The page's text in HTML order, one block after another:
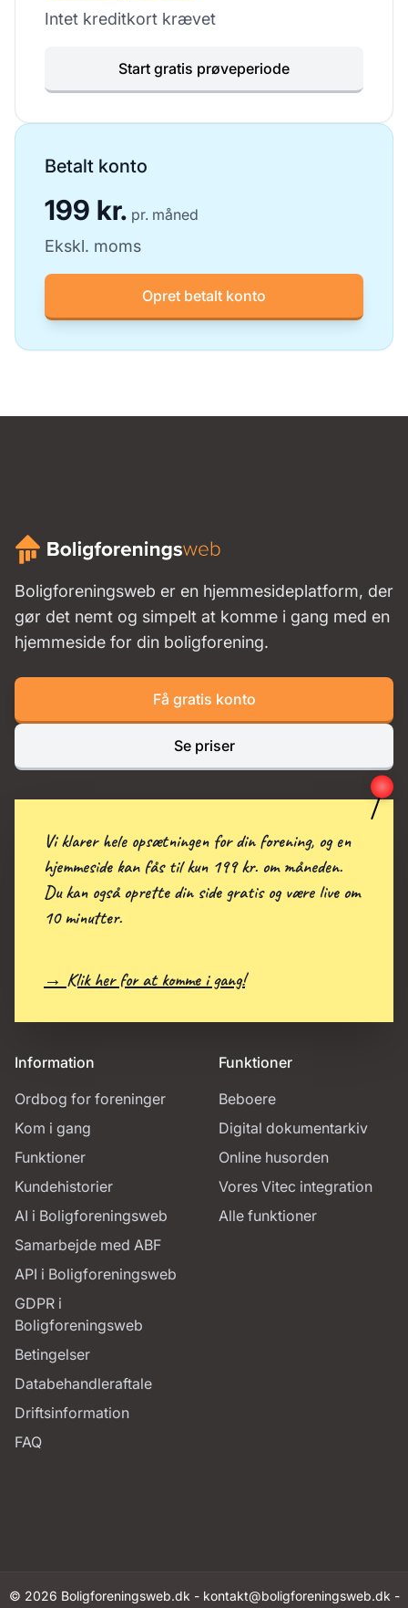
Intet kreditkort krævet
Start gratis prøveperiode
Betalt konto
199 kr. pr. måned
Ekskl. moms
Opret betalt konto
Boligforeningsweb er en hjemmesideplatform, der
gør det nemt og simpelt at komme i gang med en
hjemmeside for din boligforening.
Få gratis konto
Se priser
Information
Ordbog for foreninger
Kom i gang
Funktioner
Kundehistorier
AI i Boligforeningsweb
Samarbejde med ABF
API i Boligforeningsweb
GDPR i
Boligforeningsweb
Betingelser
Databehandleraftale
Driftsinformation
FAQ
Funktioner
Beboere
Digital dokumentarkiv
Online husorden
Vores Vitec integration
Alle funktioner
Vi klarer hele opsætningen for din forening, og en
hjemmeside kan fås til kun 199 kr. om måneden.
Du kan også oprette din side gratis og være live om
10 minutter.
→ Klik her for at komme i gang!
© 2026 Boligforeningsweb.dk - kontakt@boligforeningsweb.dk -